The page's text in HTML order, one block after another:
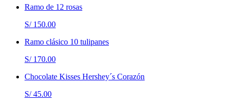
Ramo de 12 rosas
S/ 150.00
Ramo clásico 10 tulipanes
S/ 170.00
Chocolate Kisses Hershey´s Corazón
S/ 45.00